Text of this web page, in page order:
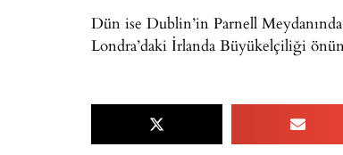
Dün ise Dublin’in Parnell
Londra’daki İrlanda Büyükelçiliği